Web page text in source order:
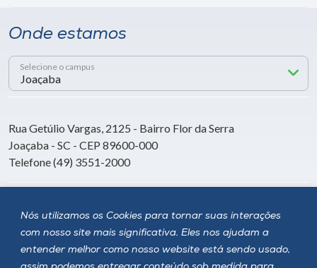
Nós utilizamos os Cookies para tornar suas interações
com nosso site mais significativa. Eles nos ajudam a
entender melhor como nosso website está sendo usado,
Onde estamos
Selecione o campus
Rua Getúlio Vargas, 2125 - Bairro Flor da Serra
Joaçaba - SC - CEP 89600-000
Telefone (49) 3551-2000
Siga a Unoesc